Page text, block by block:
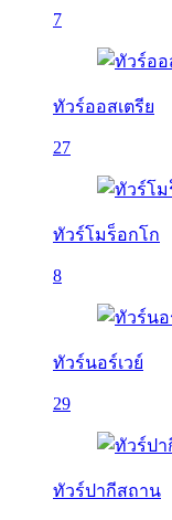
7
ทัวร์ออสเตรีย
27
ทัวร์โมร็อกโก
8
ทัวร์นอร์เวย์
29
ทัวร์ปากีสถาน